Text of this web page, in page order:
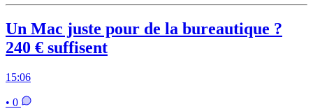
Un Mac juste pour de la bureautique ?
240 € suffisent
15:06
• 0